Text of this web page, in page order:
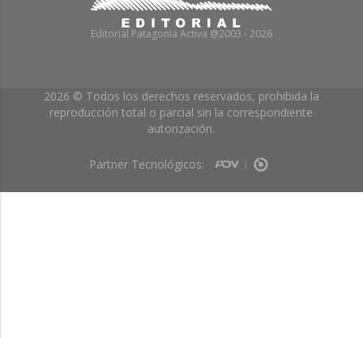
Editorial Patagonia Activa @2003 - 2026
2026 © Todos los derechos reservados, prohibida la
reproducción total o parcial sin la correspondiente
autorización.
Partner Tecnológicos: